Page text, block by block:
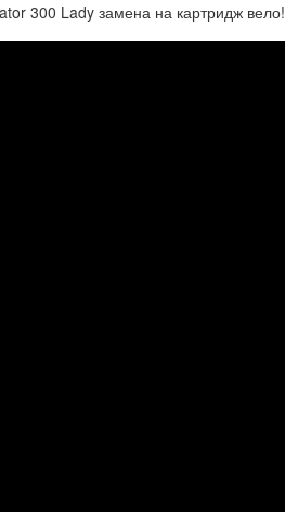
300 Lady замена на картридж вело!